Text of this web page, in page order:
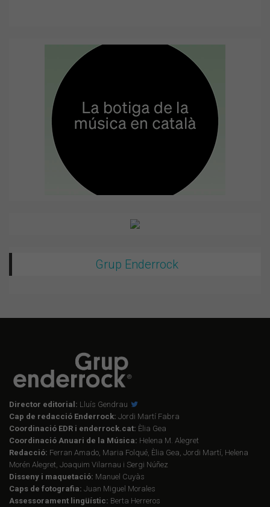
Grup Enderrock
Director editorial: Lluís Gendrau
Cap de redacció Enderrock: Jordi Martí Fabra
Coordinació EDR i enderrock.cat: Èlia Gea
Coordinació Anuari de la Música: Helena M. Alegret
Redacció: Ferran Amado, Maria Folqué, Èlia Gea, Jordi Martí, Helena
Morén Alegret, Joaquim Vilarnau i Sergi Núñez
Disseny i maquetació: Manuel Cuyàs
Caps de fotografia: Juan Miguel Morales
Assessorament lingüístic: Berta Herreros